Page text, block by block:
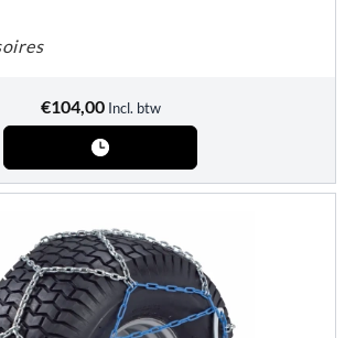
€104,00 Incl. btw